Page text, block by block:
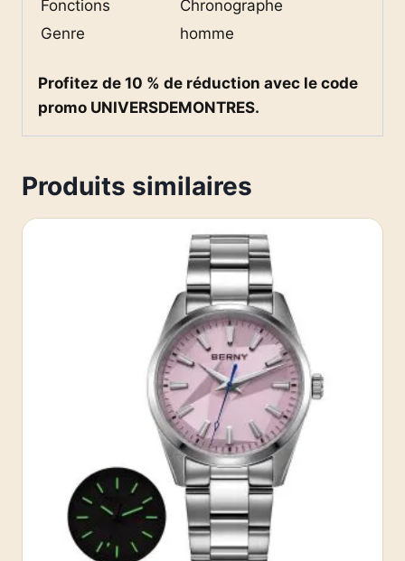
Fonctions
Chronographe
Genre
homme
Profitez de 10 % de réduction avec le code
promo UNIVERSDEMONTRES.
Produits similaires